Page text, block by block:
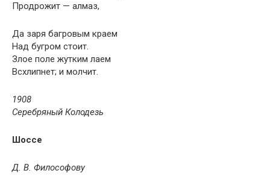
Продрожит — алмаз,
Да заря багровым краем
Над бугром стоит.
Злое поле жутким лаем
Всхлипнет; и молчит.
1908
Серебряный Колодезь
Шоссе
Д. В. Философову